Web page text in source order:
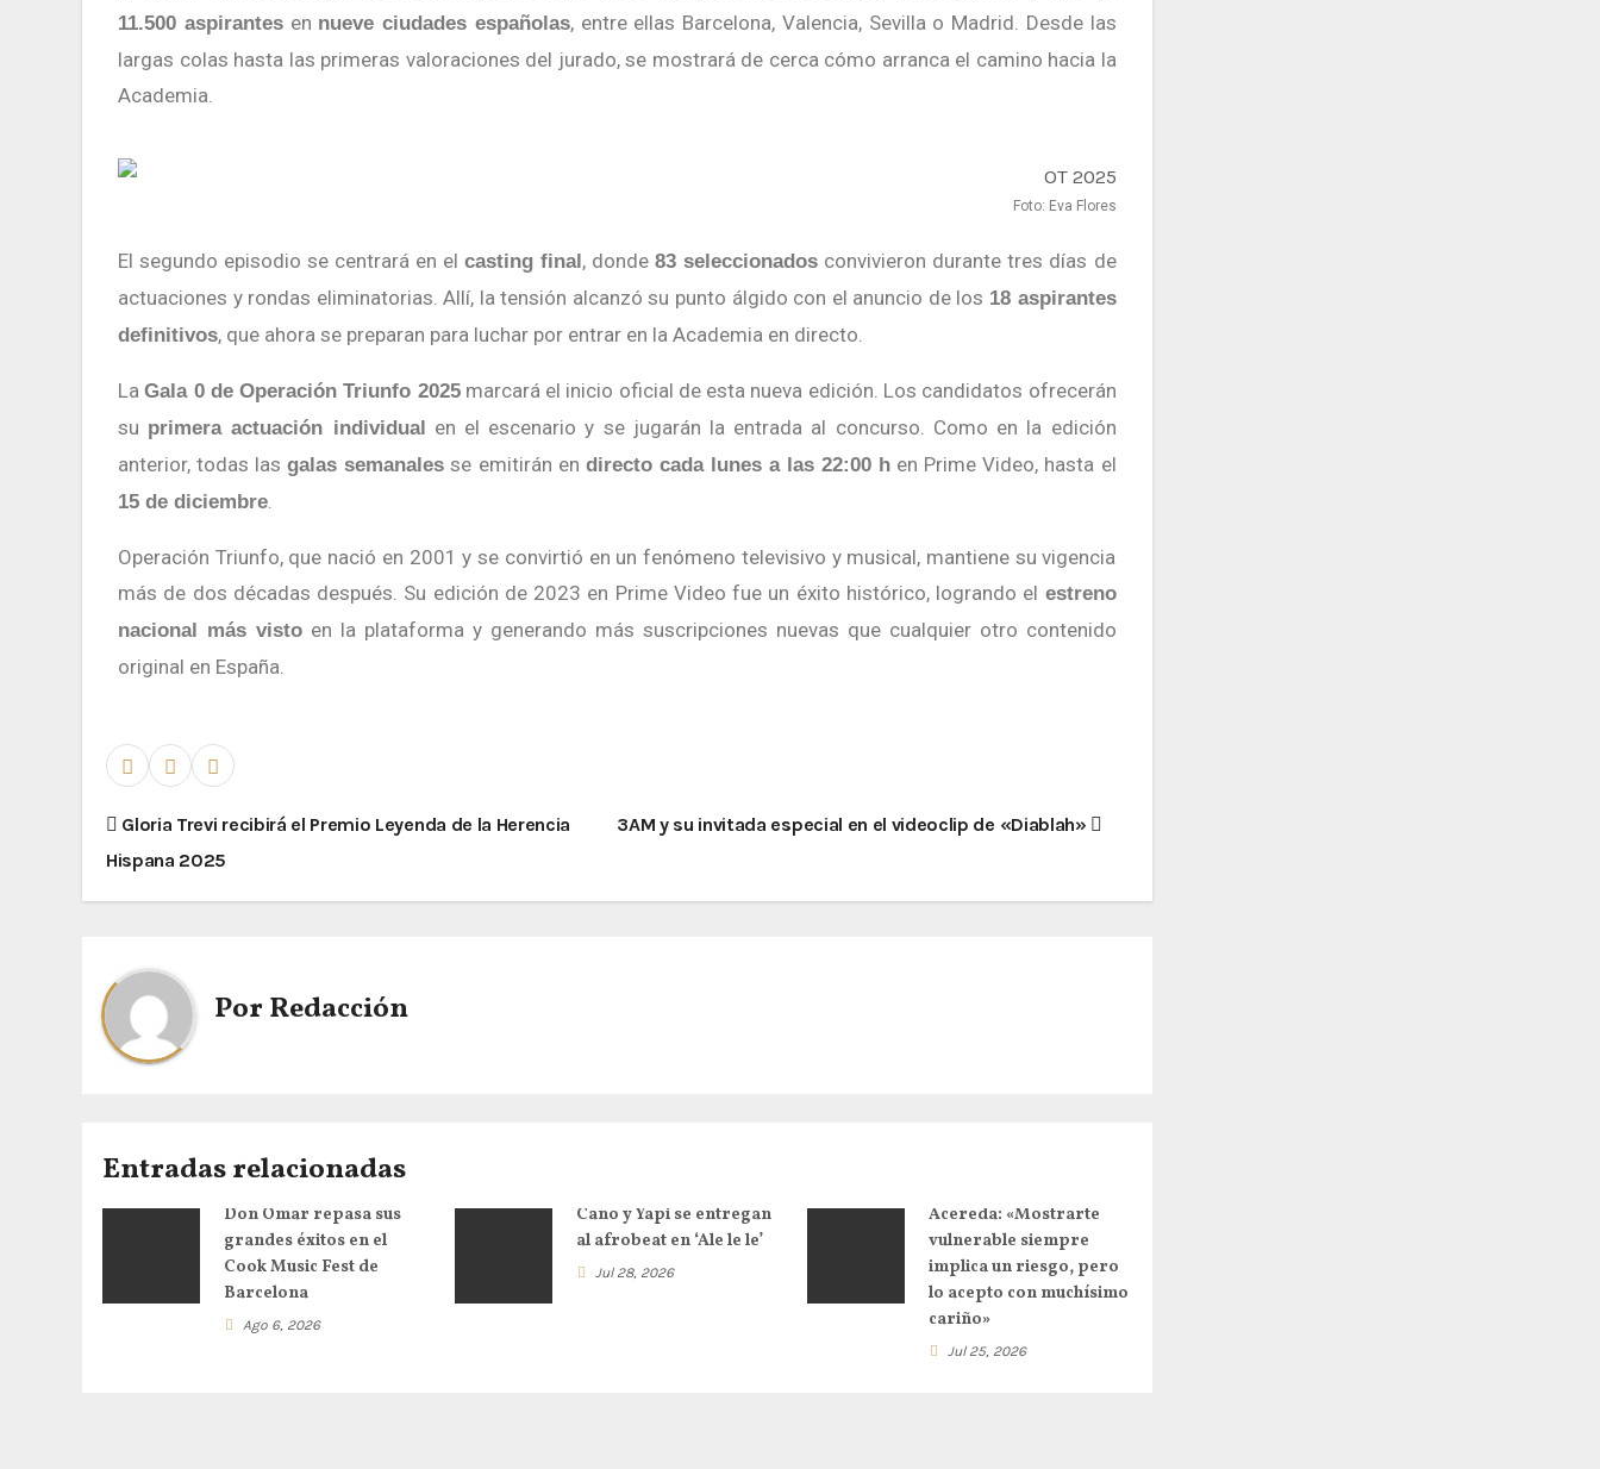
11.500 aspirantesen nueve ciudades españolas, entre ellas Barcelona, Valencia, Sevilla o Madrid. Desde las
largas colas hasta las primeras valoraciones del jurado, se mostrará de cerca cómo arranca el camino hacia la
Academia.
Foto: Eva Flores
El segundo episodio se centrará en elcasting final, donde83 seleccionados convivieron durante tres días de
actuaciones y rondas eliminatorias. Allí, la tensión alcanzó su punto álgido con el anuncio de los 18 aspirantes
definitivos, que ahora se preparan para luchar por entrar en la Academia en directo.
LaGala 0 de Operación Triunfo 2025marcará el inicio oficial de esta nueva edición. Los candidatos ofrecerán
su primera actuación individual en el escenario y se jugarán la entrada al concurso. Como en la edición
anterior, todas lasgalas semanales se emitirán en directo cada lunes a las 22:00 h en Prime Video, hasta el
15 de diciembre
Operación Triunfo, que nació en 2001 y se convirtió en un fenómeno televisivo y musical, mantiene su vigencia
más de dos décadas después. Su edición de 2023 en Prime Video fue un éxito histórico, logrando el estreno
nacional más vistoen la plataforma y generando más suscripciones nuevas que cualquier otro contenido
original en España.
Gloria Trevi recibirá el Premio Leyenda de la Herencia
Hispana 2025
3AM y su invitada especial en el videoclip de «Diablah»
PorRedacción
Entradas relacionadas
Don Omar repasa sus
grandes éxitos en el
Cook Music Fest de
Barcelona
Ago 6, 2026
Cano y Yapi se entregan
al afrobeat en ‘Ale le le’
Jul 28, 2026
Acereda: «Mostrarte
vulnerable siempre
implica un riesgo, pero
lo acepto con muchísimo
cariño»
Jul 25, 2026